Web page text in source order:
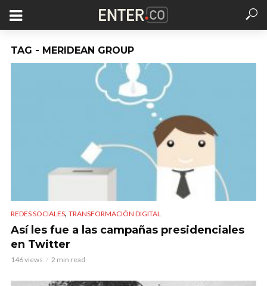
TAG - MERIDEAN GROUP
REDES SOCIALES, TRANSFORMACIÓN DIGITAL
Así les fue a las campañas presidenciales
en Twitter
146 views 2 min read